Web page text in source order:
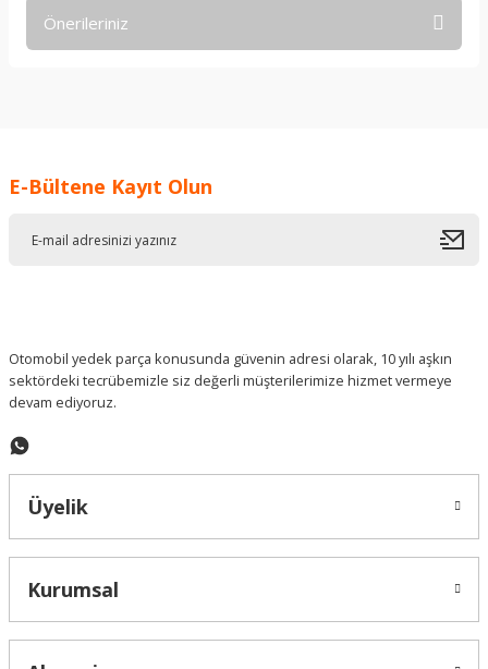
Önerileriniz
Ürün resmi kalitesiz, bozuk veya görüntülenemiyor.
E-Bültene Kayıt Olun
Otomobil yedek parça konusunda güvenin adresi olarak, 10 yılı aşkın
sektördeki tecrübemizle siz değerli müşterilerimize hizmet vermeye
devam ediyoruz.
Üyelik
Kurumsal